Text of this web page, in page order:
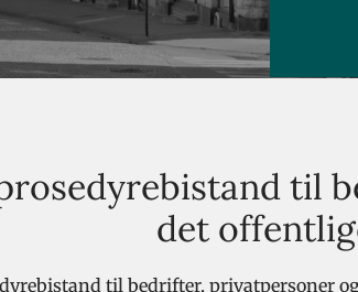
til
det
til bedrifter, privatpersoner